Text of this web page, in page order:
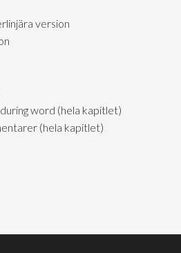
version
word (hela kapitlet)
(hela kapitlet)